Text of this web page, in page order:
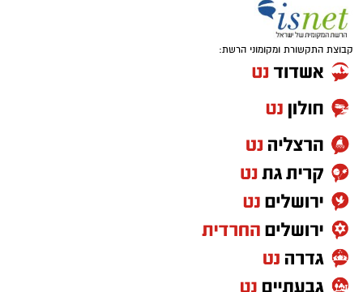
קבוצת התקשורת ומקומוני הרשת: